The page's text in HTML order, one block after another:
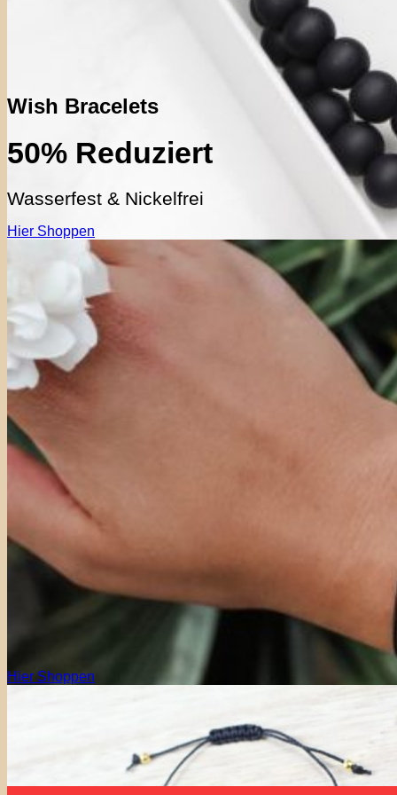
Wish Bracelets
50% Reduziert
Wasserfest & Nickelfrei
Hier Shoppen
Hier Shoppen